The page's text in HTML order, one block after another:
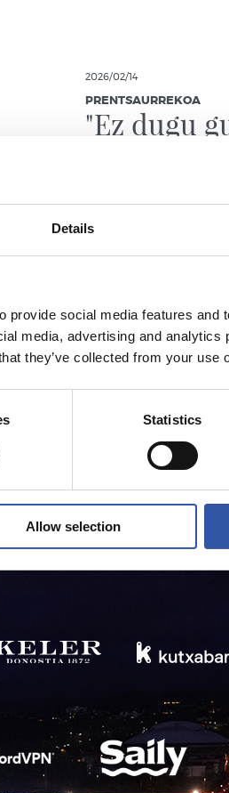
Details
provide social media features and
media, advertising and analytics
they’ve collected from your use
Statistics
Allow selection
2026/02/14
PRENTSAURREKOA
"Ez dugu